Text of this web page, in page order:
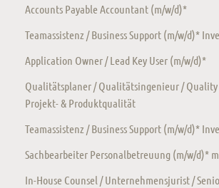
Accounts Payable Accountant (m/w/d)*
Teamassistenz / Business Support (m/w/d)*
Application Owner / Lead Key User (m/w/d)*
Qualitätsplaner / Qualitätsingenieur /
Projekt- & Produktqualität
Teamassistenz / Business Support (m/w/d)*
Sachbearbeiter Personalbetreuung (m/w/d)*
In-House Counsel / Unternehmensjurist /